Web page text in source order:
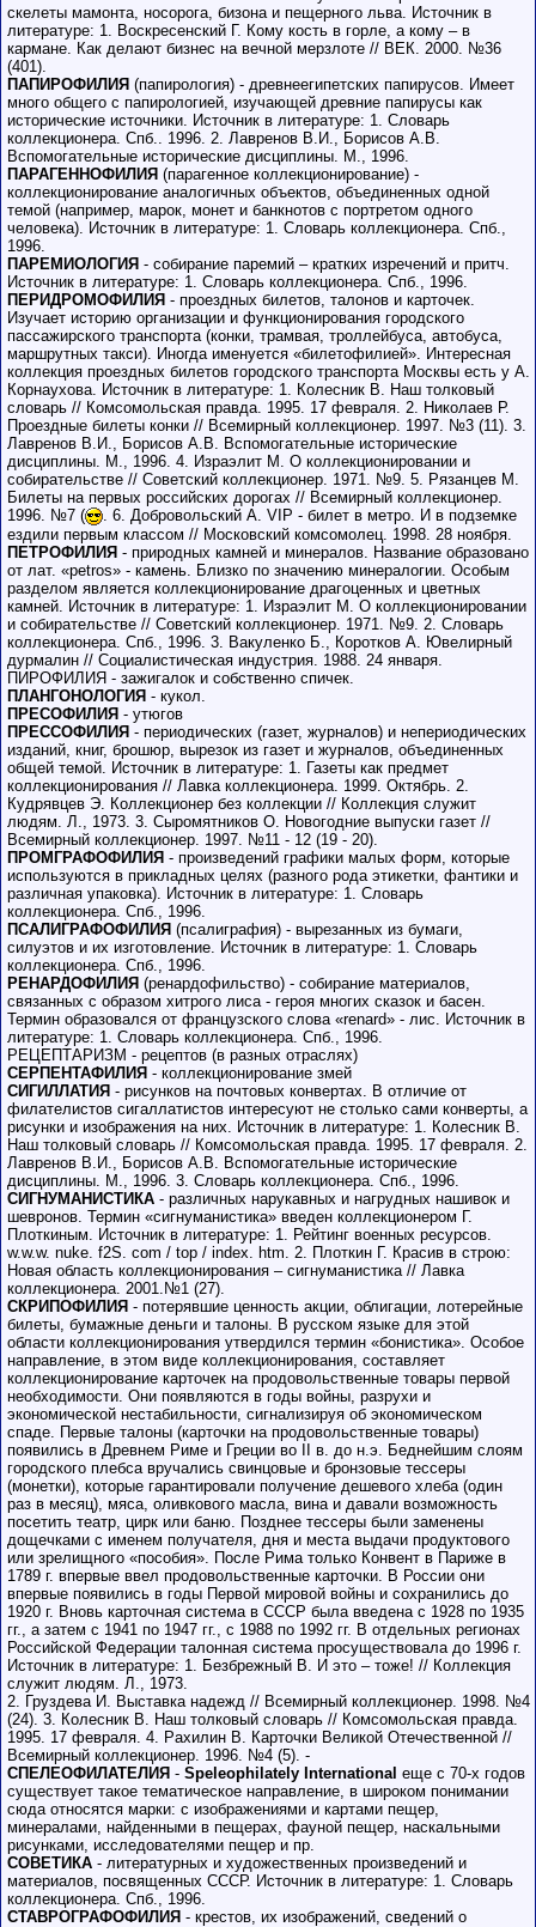
скелеты мамонта, носорога, бизона и пещерного льва. Источник в
литературе: 1. Воскресенский Г. Кому кость в горле, а кому – в
кармане. Как делают бизнес на вечной мерзлоте // ВЕК. 2000. №36
(401).
ПАПИРОФИЛИЯ (папирология) - древнеегипетских папирусов. Имеет
много общего с папирологией, изучающей древние папирусы как
исторические источники. Источник в литературе: 1. Словарь
коллекционера. Спб.. 1996. 2. Лавренов В.И., Борисов А.В.
Вспомогательные исторические дисциплины. М., 1996.
ПАРАГЕННОФИЛИЯ (парагенное коллекционирование) -
коллекционирование аналогичных объектов, объединенных одной
темой (например, марок, монет и банкнотов с портретом одного
человека). Источник в литературе: 1. Словарь коллекционера. Спб.,
1996.
ПАРЕМИОЛОГИЯ - собирание паремий – кратких изречений и притч.
Источник в литературе: 1. Словарь коллекционера. Спб., 1996.
ПЕРИДРОМОФИЛИЯ - проездных билетов, талонов и карточек.
Изучает историю организации и функционирования городского
пассажирского транспорта (конки, трамвая, троллейбуса, автобуса,
маршрутных такси). Иногда именуется «билетофилией». Интересная
коллекция проездных билетов городского транспорта Москвы есть у А.
Корнаухова. Источник в литературе: 1. Колесник В. Наш толковый
словарь // Комсомольская правда. 1995. 17 февраля. 2. Николаев Р.
Проездные билеты конки // Всемирный коллекционер. 1997. №3 (11). 3.
Лавренов В.И., Борисов А.В. Вспомогательные исторические
дисциплины. М., 1996. 4. Израэлит М. О коллекционировании и
собирательстве // Советский коллекционер. 1971. №9. 5. Рязанцев М.
Билеты на первых российских дорогах // Всемирный коллекционер.
1996. №7 (
. 6. Добровольский А. VIP - билет в метро. И в подземке
ездили первым классом // Московский комсомолец. 1998. 28 ноября.
ПЕТРОФИЛИЯ - природных камней и минералов. Название образовано
от лат. «petros» - камень. Близко по значению минералогии. Особым
разделом является коллекционирование драгоценных и цветных
камней. Источник в литературе: 1. Израэлит М. О коллекционировании
и собирательстве // Советский коллекционер. 1971. №9. 2. Словарь
коллекционера. Спб., 1996. 3. Вакуленко Б., Коротков А. Ювелирный
дурмалин // Социалистическая индустрия. 1988. 24 января.
ПИРОФИЛИЯ - зажигалок и собственно спичек.
ПЛАНГОНОЛОГИЯ - кукол.
ПРЕСОФИЛИЯ - утюгов
ПРЕССОФИЛИЯ - периодических (газет, журналов) и непериодических
изданий, книг, брошюр, вырезок из газет и журналов, объединенных
общей темой. Источник в литературе: 1. Газеты как предмет
коллекционирования // Лавка коллекционера. 1999. Октябрь. 2.
Кудрявцев Э. Коллекционер без коллекции // Коллекция служит
людям. Л., 1973. 3. Сыромятников О. Новогодние выпуски газет //
Всемирный коллекционер. 1997. №11 - 12 (19 - 20).
ПРОМГРАФОФИЛИЯ - произведений графики малых форм, которые
используются в прикладных целях (разного рода этикетки, фантики и
различная упаковка). Источник в литературе: 1. Словарь
коллекционера. Спб., 1996.
ПСАЛИГРАФОФИЛИЯ (псалиграфия) - вырезанных из бумаги,
силуэтов и их изготовление. Источник в литературе: 1. Словарь
коллекционера. Спб., 1996.
РЕНАРДОФИЛИЯ (ренардофильство) - собирание материалов,
связанных с образом хитрого лиса - героя многих сказок и басен.
Термин образовался от французского слова «renard» - лис. Источник в
литературе: 1. Словарь коллекционера. Спб., 1996.
РЕЦЕПТАРИЗМ - рецептов (в разных отраслях)
СЕРПЕНТАФИЛИЯ - коллекционирование змей
СИГИЛЛАТИЯ - рисунков на почтовых конвертах. В отличие от
филателистов сигаллатистов интересуют не столько сами конверты, а
рисунки и изображения на них. Источник в литературе: 1. Колесник В.
Наш толковый словарь // Комсомольская правда. 1995. 17 февраля. 2.
Лавренов В.И., Борисов А.В. Вспомогательные исторические
дисциплины. М., 1996. 3. Словарь коллекционера. Спб., 1996.
СИГНУМАНИСТИКА - различных нарукавных и нагрудных нашивок и
шевронов. Термин «сигнуманистика» введен коллекционером Г.
Плоткиным. Источник в литературе: 1. Рейтинг военных ресурсов.
w.w.w. nuke. f2S. com / top / index. htm. 2. Плоткин Г. Красив в строю:
Новая область коллекционирования – сигнуманистика // Лавка
коллекционера. 2001.№1 (27).
СКРИПОФИЛИЯ - потерявшие ценность акции, облигации, лотерейные
билеты, бумажные деньги и талоны. В русском языке для этой
области коллекционирования утвердился термин «бонистика». Особое
направление, в этом виде коллекционирования, составляет
коллекционирование карточек на продовольственные товары первой
необходимости. Они появляются в годы войны, разрухи и
экономической нестабильности, сигнализируя об экономическом
спаде. Первые талоны (карточки на продовольственные товары)
появились в Древнем Риме и Греции во II в. до н.э. Беднейшим слоям
городского плебса вручались свинцовые и бронзовые тессеры
(монетки), которые гарантировали получение дешевого хлеба (один
раз в месяц), мяса, оливкового масла, вина и давали возможность
посетить театр, цирк или баню. Позднее тессеры были заменены
дощечками с именем получателя, дня и места выдачи продуктового
или зрелищного «пособия». После Рима только Конвент в Париже в
1789 г. впервые ввел продовольственные карточки. В России они
впервые появились в годы Первой мировой войны и сохранились до
1920 г. Вновь карточная система в СССР была введена с 1928 по 1935
гг., а затем с 1941 по 1947 гг., с 1988 по 1992 гг. В отдельных регионах
Российской Федерации талонная система просуществовала до 1996 г.
Источник в литературе: 1. Безбрежный В. И это – тоже! // Коллекция
служит людям. Л., 1973.
2. Груздева И. Выставка надежд // Всемирный коллекционер. 1998. №4
(24). 3. Колесник В. Наш толковый словарь // Комсомольская правда.
1995. 17 февраля. 4. Рахилин В. Карточки Великой Отечественной //
Всемирный коллекционер. 1996. №4 (5). -
СПЕЛЕОФИЛАТЕЛИЯ - Speleophilately International еще с 70-х годов
существует такое тематическое направление, в широком понимании
сюда относятся марки: с изображениями и картами пещер,
минералами, найденными в пещерах, фауной пещер, наскальными
рисунками, исследователями пещер и пр.
СОВЕТИКА - литературных и художественных произведений и
материалов, посвященных СССР. Источник в литературе: 1. Словарь
коллекционера. Спб., 1996.
СТАВРОГРАФОФИЛИЯ - крестов, их изображений, сведений о